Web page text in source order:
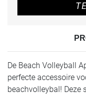
De Beach Volleyball
perfecte accessoire
beachvolleybal!